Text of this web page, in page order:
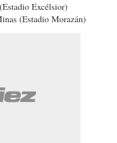
Excélsior)
(Estadio Morazán)